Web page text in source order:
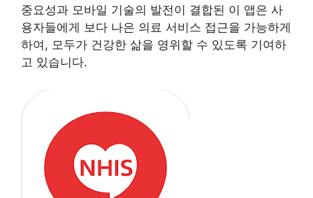
중요성과 모바일 기술의 발전이 결합된 이 앱은 사
용자들에게 보다 나은 의료 서비스 접근을 가능하게
하여, 모두가 건강한 삶을 영위할 수 있도록 기여하
고 있습니다.